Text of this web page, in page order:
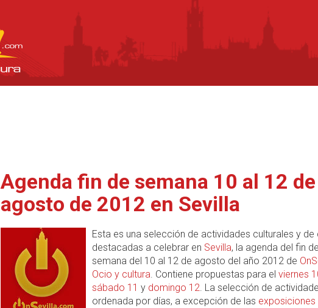
Agenda fin de semana 10 al 12 de
agosto de 2012 en Sevilla
Esta es una selección de actividades culturales y de
destacadas a celebrar en Sevilla, la agenda del fin de
semana del 10 al 12 de agosto del año 2012 de
Ocio y cultura. Contiene propuestas para el viernes
sábado 11 y domingo 12. La selección de
ordenada por días, a excepción de las exposiciones